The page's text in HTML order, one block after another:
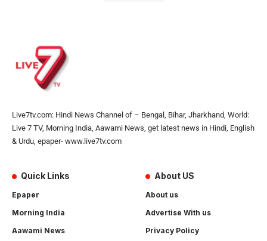
Live7tv.com: Hindi News Channel of – Bengal, Bihar, Jharkhand, World:
Live 7 TV, Morning India, Aawami News, get latest news in Hindi, English
& Urdu, epaper- www.live7tv.com
Quick Links
Epaper
Morning India
Aawami News
About US
About us
Advertise With us
Privacy Policy